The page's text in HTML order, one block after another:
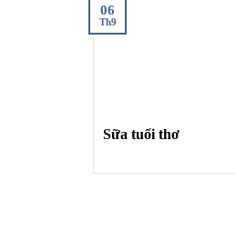
Sữa tuổi thơ
06
Th9